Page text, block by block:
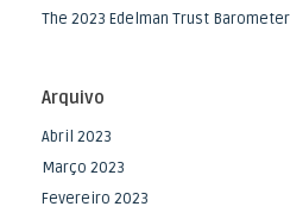
The 2023 Edelman Trust Barometer
Arquivo
Abril 2023
Março 2023
Fevereiro 2023